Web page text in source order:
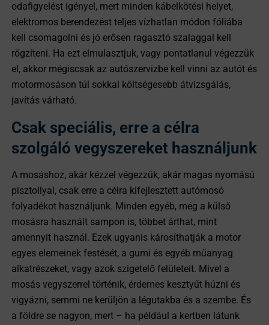
odafigyelést igényel, mert minden kábelkötési helyet,
elektromos berendezést teljes vízhatlan módon fóliába
kell csomagolni és jó erősen ragasztó szalaggal kell
rögzíteni. Ha ezt elmulasztjuk, vagy pontatlanul végezzük
el, akkor mégiscsak az autószervizbe kell vinni az autót és
motormosáson túl sokkal költségesebb átvizsgálás,
javítás várható.
Csak speciális, erre a célra
szolgáló vegyszereket használjunk
A mosáshoz, akár kézzel végezzük, akár magas nyomású
pisztollyal, csak erre a célra kifejlesztett autómosó
folyadékot használjunk. Minden egyéb, még a külső
mosásra használt sampon is, többet árthat, mint
amennyit használ. Ezek ugyanis károsíthatják a motor
egyes elemeinek festését, a gumi és egyéb műanyag
alkatrészeket, vagy azok szigetelő felületeit. Mivel a
mosás vegyszerrel történik, érdemes kesztyűt húzni és
vigyázni, semmi ne kerüljön a légutakba és a szembe. És
a földre se nagyon, mert – ha például a kertben látunk